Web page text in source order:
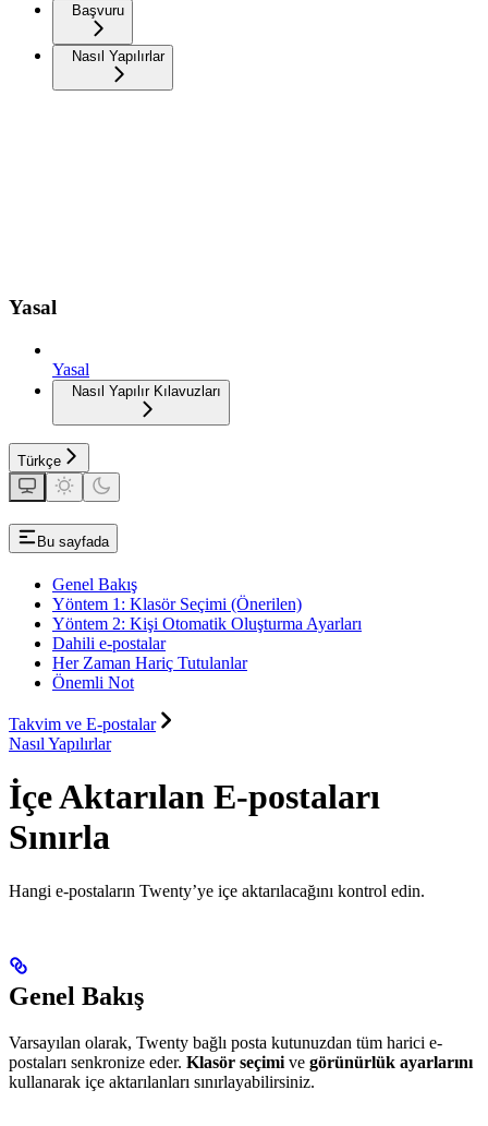
Başvuru
Nasıl Yapılırlar
Yasal
Yasal
Nasıl Yapılır Kılavuzları
Türkçe
Bu sayfada
Genel Bakış
Yöntem 1: Klasör Seçimi (Önerilen)
Yöntem 2: Kişi Otomatik Oluşturma Ayarları
Dahili e-postalar
Her Zaman Hariç Tutulanlar
Önemli Not
Takvim ve E-postalar
Nasıl Yapılırlar
İçe Aktarılan E-postaları
Sınırla
Hangi e-postaların Twenty’ye içe aktarılacağını kontrol edin.
Genel Bakış
Varsayılan olarak, Twenty bağlı posta kutunuzdan tüm harici e-
postaları senkronize eder. Klasör seçimi ve görünürlük ayarlarını
kullanarak içe aktarılanları sınırlayabilirsiniz.